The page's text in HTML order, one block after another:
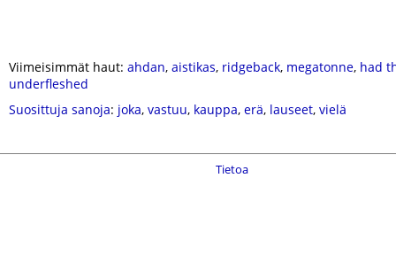
Viimeisimmät haut: ahdan, aistikas, ridgeback, megatonne, had
underfleshed
Suosittuja sanoja: joka, vastuu, kauppa, erä, lauseet, vielä
Tietoa